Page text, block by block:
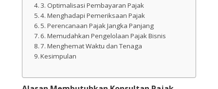
3. Optimalisasi Pembayaran Pajak
4. Menghadapi Pemeriksaan Pajak
5. Perencanaan Pajak Jangka Panjang
6. Memudahkan Pengelolaan Pajak Bisnis
7. Menghemat Waktu dan Tenaga
Kesimpulan